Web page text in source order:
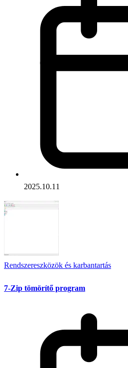
2025.10.11
Rendszereszközök és karbantartás
7-Zip tömörítő program